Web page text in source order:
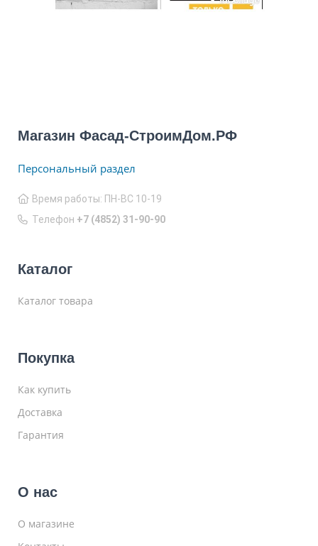
Магазин Фасад-СтроимДом.РФ
Персональный раздел
Время работы: ПН-ВС 10-19
Телефон +7 (4852) 31-90-90
Каталог
Каталог товара
Покупка
Как купить
Доставка
Гарантия
О нас
О магазине